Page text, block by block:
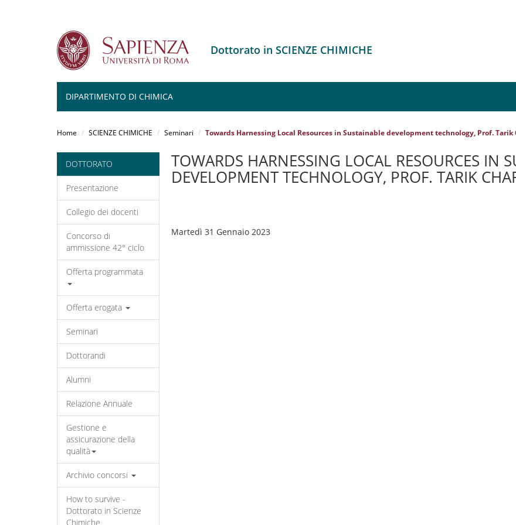
Dottorato in SCIENZE CHIMICHE
DIPARTIMENTO DI CHIMICA
Home SCIENZE CHIMICHE Seminari Towards Harnessing Local Resources in Sustainable development technology, Prof. Tarik
DOTTORATO
Presentazione
Collegio dei docenti
Concorso di
ammissione 42° ciclo
Offerta programmata
Offerta erogata
Seminari
Dottorandi
Alumni
Relazione Annuale
Gestione e
assicurazione della
qualità
Archivio concorsi
How to survive -
Dottorato in Scienze
Chimiche
TOWARDS HARNESSING LOCAL RESOURCES IN
DEVELOPMENT TECHNOLOGY, PROF. TARIK
Martedì 31 Gennaio 2023